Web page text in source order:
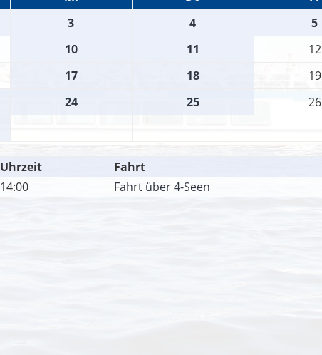
3 4 5
10 11 12
17 18 19
24 25 26
Uhrzeit Fahrt
14:00 Fahrt über 4-Seen